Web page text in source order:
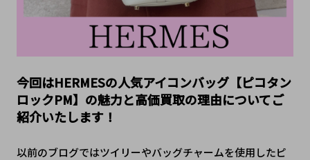
今回はHERMESの人気アイコンバッグ【ピコタン
ロックPM】の魅力と高価買取の理由についてご
紹介いたします！
以前のブログではツイリーやバッグチャームを使用したピ